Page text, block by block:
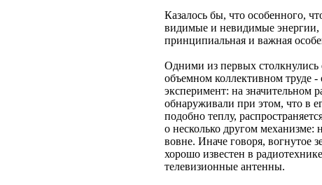
Казалось бы, что особенного,
видимые и невидимые энергии,
принципиальная и важная
Одними из первых столкнулись
объемном коллективном труде -
эксперимент: на значительном
обнаруживали при этом, что в
подобно теплу,
о несколько другом механизме:
вовне. Иначе говоря, вогнутое
хорошо известен в
телевизионные антенны.